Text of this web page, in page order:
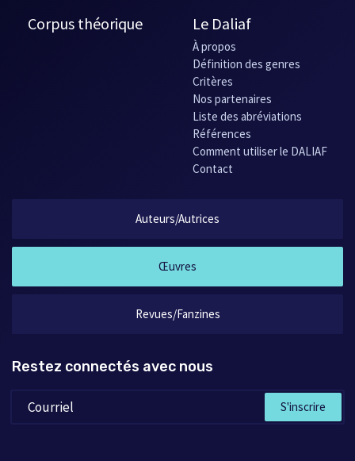
Corpus théorique Le Daliaf
À propos
Définition des genres
Critères
Nos partenaires
Liste des abréviations
Références
Comment utiliser le DALIAF
Contact
Auteurs/Autrices
Œuvres
Revues/Fanzines
Restez connectés avec nous
S'inscrire